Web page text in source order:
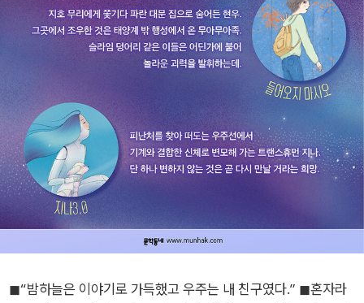
◼“밤하늘은 이야기로 가득했고 우주는 내 친구였다.” ◼혼자라